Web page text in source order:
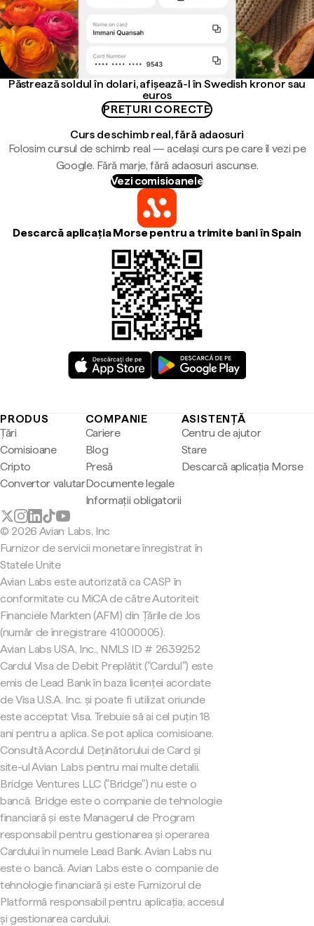
Păstrează soldul în dolari, afișează-l în Swedish kronor sau
euros
PREȚURI CORECTE
Curs de schimb real, fără adaosuri
Folosim cursul de schimb real — același curs pe care îl vezi pe
Google. Fără marje, fără adaosuri ascunse.
Vezi comisioanele
Descarcă aplicația Morse pentru a trimite bani în Spain
PRODUS
Țări
Comisioane
Cripto
Convertor valutar
COMPANIE
Cariere
Blog
Presă
Documente legale
Informații obligatorii
ASISTENȚĂ
Centru de ajutor
Stare
Descarcă aplicația Morse
© 2026 Avian Labs, Inc
Furnizor de servicii monetare înregistrat în
Statele Unite
Avian Labs este autorizată ca CASP în
conformitate cu MiCA de către Autoriteit
Financiële Markten (AFM) din Țările de Jos
(număr de înregistrare 41000005).
Avian Labs USA, Inc., NMLS ID # 2639252
Cardul Visa de Debit Preplătit ("Cardul") este
emis de Lead Bank în baza licenței acordate
de Visa U.S.A. Inc. și poate fi utilizat oriunde
este acceptat Visa. Trebuie să ai cel puțin 18
ani pentru a aplica. Se pot aplica comisioane.
Consultă Acordul Deținătorului de Card și
site-ul Avian Labs pentru mai multe detalii.
Bridge Ventures LLC ("Bridge") nu este o
bancă. Bridge este o companie de tehnologie
financiară și este Managerul de Program
responsabil pentru gestionarea și operarea
Cardului în numele Lead Bank. Avian Labs nu
este o bancă. Avian Labs este o companie de
tehnologie financiară și este Furnizorul de
Platformă responsabil pentru aplicația, accesul
și gestionarea cardului.